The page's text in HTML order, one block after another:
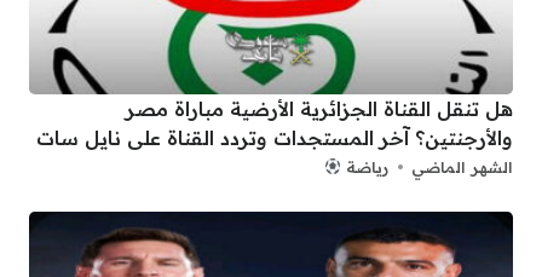
هل تنقل القناة الجزائرية الأرضية مباراة مصر
والأرجنتين؟ آخر المستجدات وتردد القناة على نايل سات
الشهر الماضي رياضة